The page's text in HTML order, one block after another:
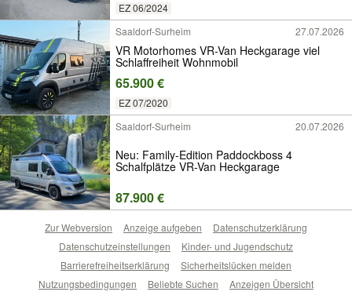
EZ 06/2024
Saaldorf-Surheim
27.07.2026
VR Motorhomes VR-Van Heckgarage viel
Schlaffreiheit Wohnmobil
65.900 €
EZ 07/2020
Saaldorf-Surheim
20.07.2026
Neu: Family-Edition Paddockboss 4
Schalfplätze VR-Van Heckgarage
87.900 €
Zur Webversion Anzeige aufgeben
Datenschutzerklärung
Datenschutzeinstellungen
Kinder- und Jugendschutz
Barrierefreiheitserklärung
Sicherheitslücken melden
Nutzungsbedingungen
Beliebte Suchen
Anzeigen Übersicht